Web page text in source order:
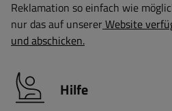
Reklamation so einfach wie
nur das auf unsererWebsite
und abschicken.
Hilfe